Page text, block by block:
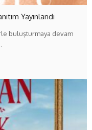
Yayınlandı
buluşturmaya devam